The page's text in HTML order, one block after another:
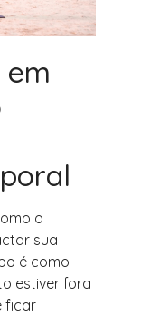
em
o
sua
é como
estiver fora
ficar